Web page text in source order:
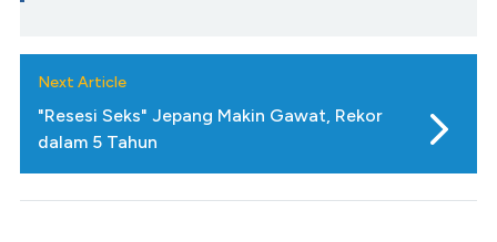
Next Article
"Resesi Seks" Jepang Makin Gawat, Rekor
dalam 5 Tahun